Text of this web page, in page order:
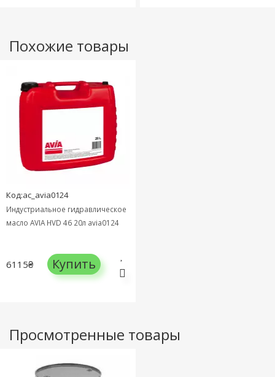
Похожие товары
Код:ac_avia0124
Индустриальное гидравлическое
масло AVIA HVD 46 20л avia0124
6115₴ Купить
Просмотренные товары